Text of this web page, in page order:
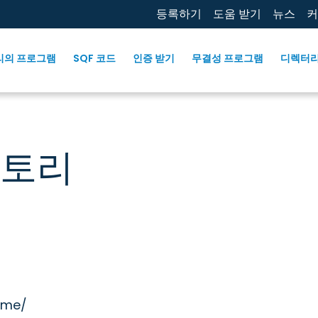
등록하기 도움 받기 뉴스
의 프로그램 SQF 코드 인증 받기 무결성 프로그램 디렉터
리